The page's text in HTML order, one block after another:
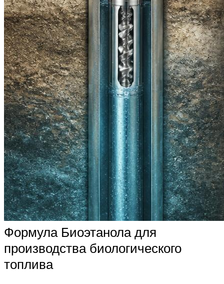
Формула Биоэтанола для
производства биологического
топлива